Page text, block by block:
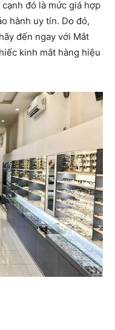
đó là mức giá hợp
hành uy tín. Do đó,
đến ngay với Mắt
kinh mắt hàng hiệu